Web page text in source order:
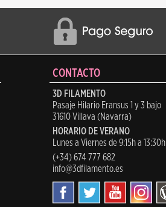
CONTACTO
3D FILAMENTO
Pasaje Hilario Eransus 1 y 3 bajo
31610 Villava (Navarra)
HORARIO DE VERANO
Lunes a Viernes de 9:15h a 13:30h
(+34) 674 777 682
info@3dfilamento.es